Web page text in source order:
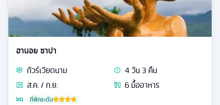
ฮานอย ซาปา
ทัวร์เวียดนาม 4วัน3 คืน
ส.ค. / ก.ย.
6มื้ออาหาร
ที่พักระดับ